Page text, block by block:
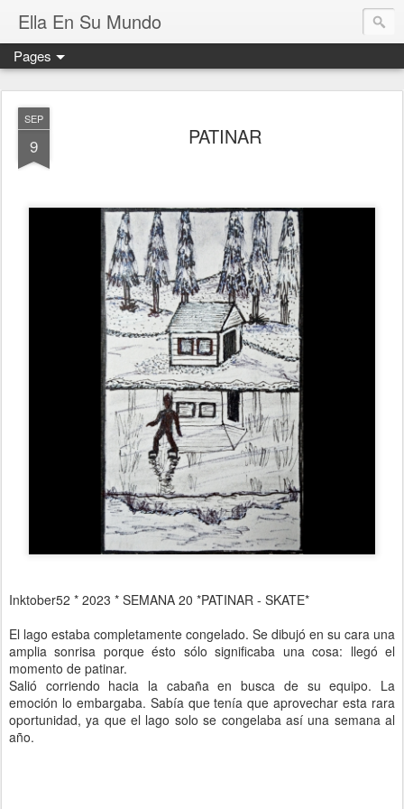
Ella En Su Mundo
Pages
SEP
9 PATINAR
Inktober52 * 2023 * SEMANA 20 *PATINAR - SKATE*
El lago estaba completamente congelado. Se dibujó en su cara una
amplia sonrisa porque ésto sólo significaba una cosa: llegó el
momento de patinar.
Salió corriendo hacia la cabaña en busca de su equipo. La
emoción lo embargaba. Sabía que tenía que aprovechar esta rara
oportunidad, ya que el lago solo se congelaba así una semana al
año.